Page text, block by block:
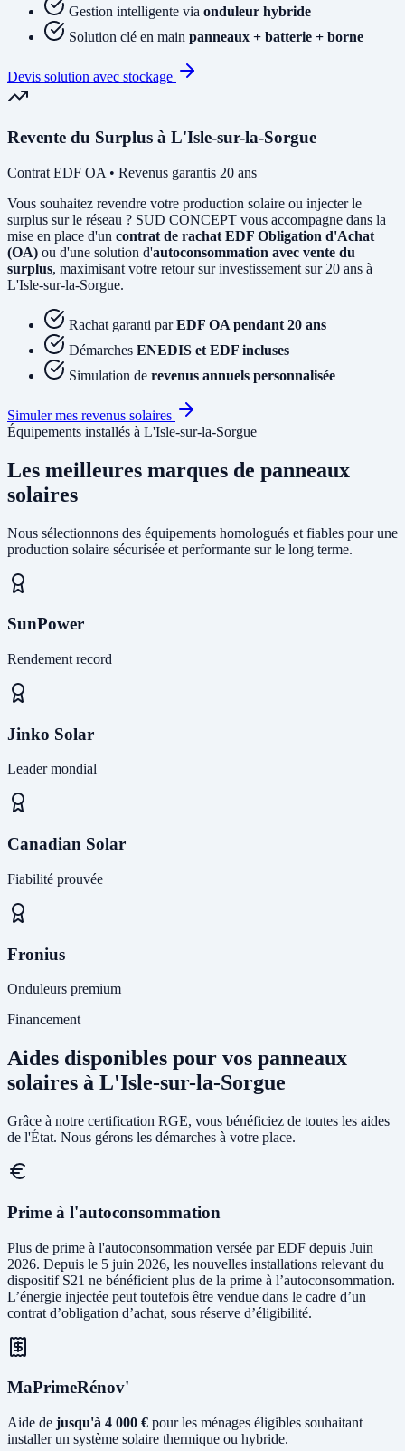
Gestion intelligente via onduleur hybride
Solution clé en main panneaux + batterie + borne
Devis solution avec stockage
Revente du Surplus à L'Isle-sur-la-Sorgue
Contrat EDF OA • Revenus garantis 20 ans
Vous souhaitez revendre votre production solaire ou injecter le
surplus sur le réseau ? SUD CONCEPT vous accompagne dans la
mise en place d'un contrat de rachat EDF Obligation d'Achat
(OA) ou d'une solution d'autoconsommation avec vente du
surplus, maximisant votre retour sur investissement sur 20 ans à
L'Isle-sur-la-Sorgue.
Rachat garanti parEDF OA pendant 20 ans
Démarches ENEDIS et EDF incluses
Simulation de revenus annuels personnalisée
Simuler mes revenus solaires
Équipements installés à L'Isle-sur-la-Sorgue
Les meilleures marques de panneaux
solaires
Nous sélectionnons des équipements homologués et fiables pour une
production solaire sécurisée et performante sur le long terme.
SunPower
Rendement record
Jinko Solar
Leader mondial
Canadian Solar
Fiabilité prouvée
Fronius
Onduleurs premium
Financement
Aides disponibles pour vos panneaux
solaires à L'Isle-sur-la-Sorgue
Grâce à notre certification RGE, vous bénéficiez de toutes les aides
de l'État. Nous gérons les démarches à votre place.
Prime à l'autoconsommation
Plus de prime à l'autoconsommation versée par EDF depuis Juin
2026. Depuis le 5 juin 2026, les nouvelles installations relevant du
dispositif S21 ne bénéficient plus de la prime à l’autoconsommation.
L’énergie injectée peut toutefois être vendue dans le cadre d’un
contrat d’obligation d’achat, sous réserve d’éligibilité.
MaPrimeRénov'
Aide de jusqu'à 4 000 € pour les ménages éligibles souhaitant
installer un système solaire thermique ou hybride.